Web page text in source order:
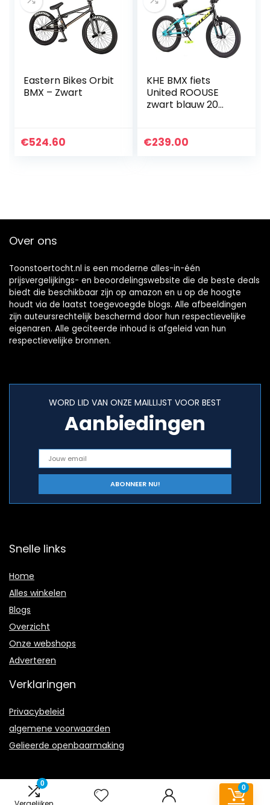
0
0
Eastern Bikes Orbit
BMX – Zwart
€524.60
KHE BMX fiets
United ROOUSE
zwart blauw 20
259 EUR
€239.00
Over ons
Toonstoertocht.nl is een moderne alles-in-één
prijsvergelijkings- en beoordelingswebsite die de beste deals
biedt die beschikbaar zijn op amazon en u op de hoogte
houdt via de laatst toegevoegde blogs. Alle afbeeldingen
zijn auteursrechtelijk beschermd door hun respectievelijke
eigenaren. Alle geciteerde inhoud is afgeleid van hun
respectievelijke bronnen.
WORD LID VAN ONZE MAILLIJST VOOR BEST
Aanbiedingen
Snelle links
Home
Alles winkelen
Blogs
Overzicht
Onze webshops
Adverteren
Verklaringen
Privacybeleid
algemene voorwaarden
Gelieerde openbaarmaking